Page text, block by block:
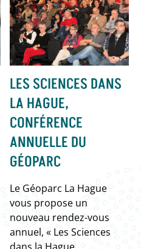
LES SCIENCES DANS
LA HAGUE,
CONFÉRENCE
ANNUELLE DU
GÉOPARC
Le Géoparc La Hague
vous propose un
nouveau rendez-vous
annuel, « Les Sciences